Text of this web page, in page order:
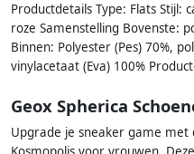
Productdetails Type: Flats Stijl:
roze Samenstelling Bovenste:
Binnen: Polyester (Pes) 70%,
vinylacetaat (Eva) 100%
Geox Spherica
Upgrade je sneaker game met